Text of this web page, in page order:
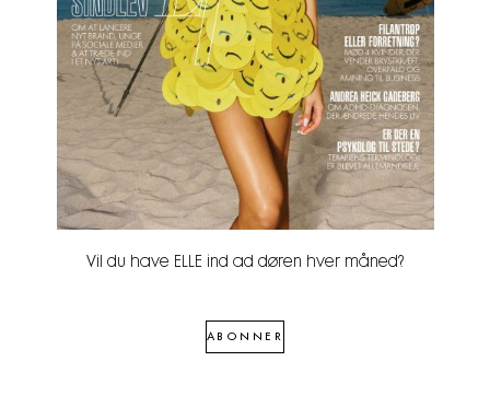
Vil du have ELLE ind ad døren hver måned?
ABONNER